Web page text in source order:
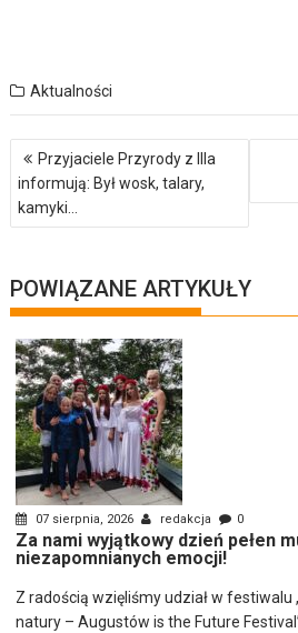
Aktualności
Nawigacja
wpisu
Przyjaciele Przyrody z IIIa
informują: Był wosk, talary,
kamyki…
POWIĄZANE ARTYKUŁY
07 sierpnia, 2026 redakcja 0
Za nami wyjątkowy dzień pełen
niezapomnianych emocji!
Z radością wzięliśmy udział w festiwalu
natury – Augustów is the Future